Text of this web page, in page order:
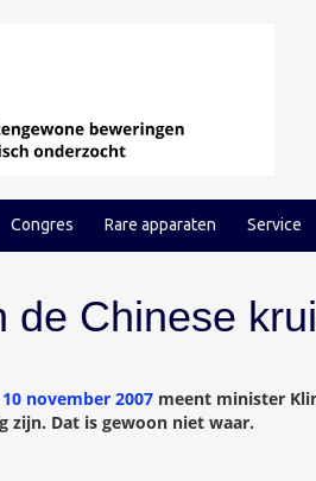
Congres Rare apparaten Service
de Chinese
10 november 2007 meent minister
zijn. Dat is gewoon niet waar.